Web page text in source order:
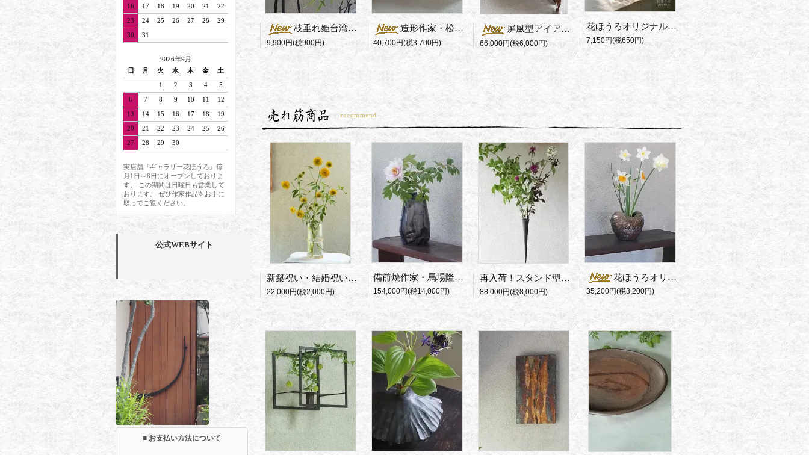
枝垂れ姫台湾荻の化粧鉢仕立て
9,900円(税900円)
造形作家・松岡信夫の一点物花器/Mstyle
40,700円(税3,700円)
屏風型アイアン花器・SABI
66,000円(税6,000円)
花ほうろオリジナル七色ガラス花器
7,150円(税650円)
新築祝い・結婚祝いに筒型ガラス花瓶・Goldband
22,000円(税2,000円)
備前焼作家・馬場隆志の新作・窯変蒼花入れ
154,000円(税14,000円)
再入荷！スタンド型花器
88,000円(税8,000円)
花ほうろオリジナル 馬場隆志の花器
35,200円(税3,200円)
16
17 18 19 20 21
22
23
24 25 26 27 28
29
30
31
2026年9月
日
月 火 水 木 金
土
1
2 3 4
5
6
7 8 9 10 11
12
13
14 15 16 17 18
19
20
21 22 23 24 25
26
27
28 29 30
実店舗『ギャラリー花ほうろ』毎
月1日～8日にオープンしておりま
す。 この期間は日曜日も営業して
おります。 ぜひ作家作品をお手に
取ってご覧ください。
公式WEBサイト
■ お支払い方法について